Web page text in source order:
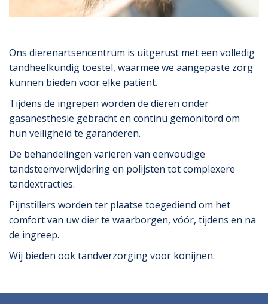
Ons dierenartsencentrum is uitgerust met een volledig
tandheelkundig toestel, waarmee we aangepaste zorg
kunnen bieden voor elke patiënt.
Tijdens de ingrepen worden de dieren onder
gasanesthesie gebracht en continu gemonitord om
hun veiligheid te garanderen.
De behandelingen variëren van eenvoudige
tandsteenverwijdering en polijsten tot complexere
tandextracties.
Pijnstillers worden ter plaatse toegediend om het
comfort van uw dier te waarborgen, vóór, tijdens en na
de ingreep.
Wij bieden ook tandverzorging voor konijnen.